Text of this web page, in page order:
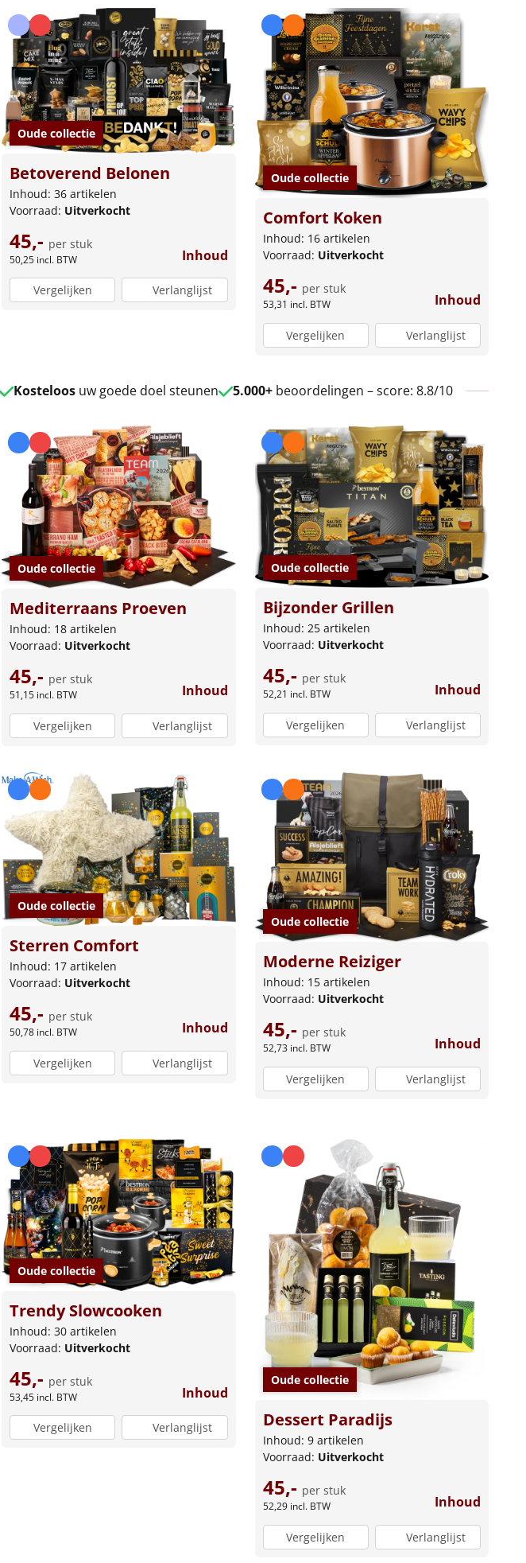
Oude collectie
Betoverend Belonen
Inhoud: 36 artikelen
Voorraad: Uitverkocht
45,- per stuk
50,25 incl. BTW Inhoud
Vergelijken Verlanglijst
Oude collectie
Comfort Koken
Inhoud: 16 artikelen
Voorraad: Uitverkocht
45,- per stuk
53,31 incl. BTW Inhoud
Vergelijken Verlanglijst
Oude collectie
Mediterraans Proeven
Inhoud: 18 artikelen
Voorraad: Uitverkocht
45,- per stuk
51,15 incl. BTW Inhoud
Vergelijken Verlanglijst
Oude collectie
Bijzonder Grillen
Inhoud: 25 artikelen
Voorraad: Uitverkocht
45,- per stuk
52,21 incl. BTW Inhoud
Vergelijken Verlanglijst
Oude collectie
Sterren Comfort
Inhoud: 17 artikelen
Voorraad: Uitverkocht
45,- per stuk
50,78 incl. BTW Inhoud
Vergelijken Verlanglijst
Oude collectie
Moderne Reiziger
Inhoud: 15 artikelen
Voorraad: Uitverkocht
45,- per stuk
52,73 incl. BTW Inhoud
Vergelijken Verlanglijst
Oude collectie
Trendy Slowcooken
Inhoud: 30 artikelen
Voorraad: Uitverkocht
45,- per stuk
53,45 incl. BTW Inhoud
Vergelijken Verlanglijst
Oude collectie
Dessert Paradijs
Inhoud: 9 artikelen
Voorraad: Uitverkocht
45,- per stuk
52,29 incl. BTW Inhoud
Vergelijken Verlanglijst
Kosteloosuw goede doel steunen 5.000+beoordelingen – score: 8.8/10